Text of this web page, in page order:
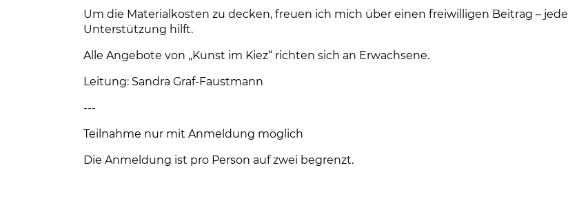
Um die Materialkosten zu decken, freuen ich mich über einen freiwilligen Beitrag – jede
Unterstützung hilft.
Alle Angebote von „Kunst im Kiez“ richten sich an Erwachsene.
Leitung: Sandra Graf-Faustmann
---
Teilnahme nur mit Anmeldung möglich
Die Anmeldung ist pro Person auf zwei begrenzt.